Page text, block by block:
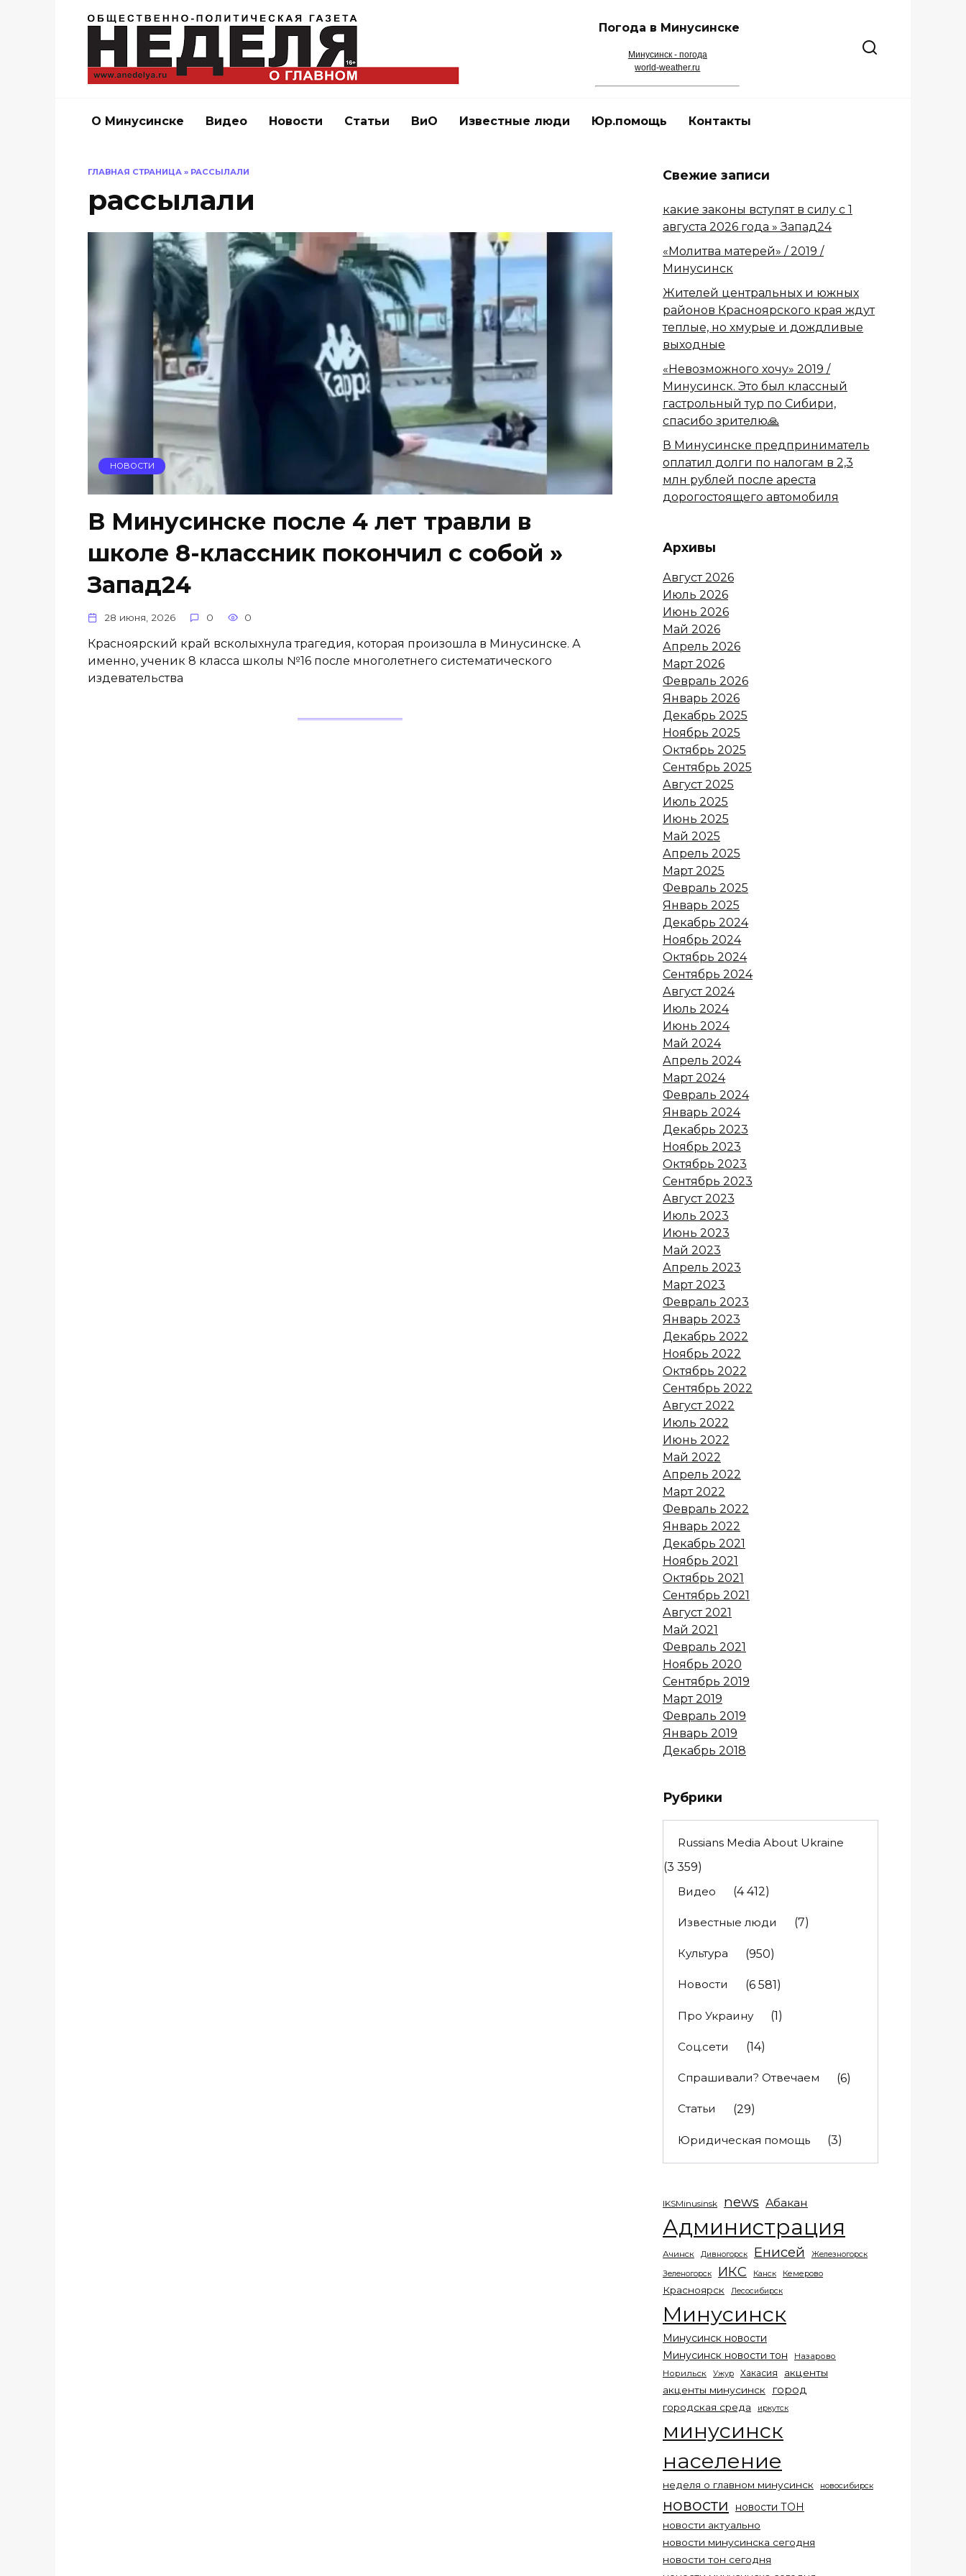
Погода в Минусинске
Минусинск - погода
world-weather.ru
О Минусинске Видео Новости Статьи ВиО Известные люди Юр.помощь Контакты
ГЛАВНАЯ СТРАНИЦА » РАССЫЛАЛИ
рассылали
НОВОСТИ
В Минусинске после 4 лет травли в
школе 8-классник покончил с собой »
Запад24
28 июня, 2026 0 0
Красноярский край всколыхнула трагедия, которая произошла в Минусинске. А
именно, ученик 8 класса школы №16 после многолетнего систематического
издевательства
Свежие записи
какие законы вступят в силу с 1
августа 2026 года » Запад24
«Молитва матерей» / 2019 /
Минусинск
Жителей центральных и южных
районов Красноярского края ждут
теплые, но хмурые и дождливые
выходные
«Невозможного хочу» 2019 /
Минусинск. Это был классный
гастрольный тур по Сибири,
спасибо зрителю🙏
В Минусинске предприниматель
оплатил долги по налогам в 2,3
млн рублей после ареста
дорогостоящего автомобиля
Архивы
Август 2026
Июль 2026
Июнь 2026
Май 2026
Апрель 2026
Март 2026
Февраль 2026
Январь 2026
Декабрь 2025
Ноябрь 2025
Октябрь 2025
Сентябрь 2025
Август 2025
Июль 2025
Июнь 2025
Май 2025
Апрель 2025
Март 2025
Февраль 2025
Январь 2025
Декабрь 2024
Ноябрь 2024
Октябрь 2024
Сентябрь 2024
Август 2024
Июль 2024
Июнь 2024
Май 2024
Апрель 2024
Март 2024
Февраль 2024
Январь 2024
Декабрь 2023
Ноябрь 2023
Октябрь 2023
Сентябрь 2023
Август 2023
Июль 2023
Июнь 2023
Май 2023
Апрель 2023
Март 2023
Февраль 2023
Январь 2023
Декабрь 2022
Ноябрь 2022
Октябрь 2022
Сентябрь 2022
Август 2022
Июль 2022
Июнь 2022
Май 2022
Апрель 2022
Март 2022
Февраль 2022
Январь 2022
Декабрь 2021
Ноябрь 2021
Октябрь 2021
Сентябрь 2021
Август 2021
Май 2021
Февраль 2021
Ноябрь 2020
Сентябрь 2019
Март 2019
Февраль 2019
Январь 2019
Декабрь 2018
Рубрики
Russians Media About Ukraine
(3 359)
Видео
(4 412)
Известные люди (7)
Культура (950)
Новости (6 581)
Про Украину (1)
Соц.сети (14)
Спрашивали? Отвечаем (6)
Статьи (29)
Юридическая помощь (3)
IKSMinusinsk news Абакан
Администрация
Ачинск Дивногорск Енисей Железногорск
Зеленогорск ИКС Канск Кемерово
Красноярск Лесосибирск
Минусинск
Минусинск новости
Минусинск новости тон
Назарово
Норильск
Ужур Хакасия
акценты
акценты минусинск
город
городская среда иркутск
минусинск
население
неделя о главном минусинск новосибирск
новости новости ТОН
новости актуально
новости минусинска сегодня
новости тон сегодня